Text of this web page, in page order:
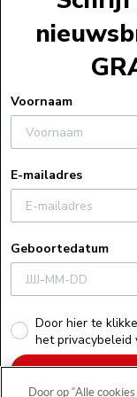
Door op “Alle
Voornaam
E-mailadres
Geboortedatum
Door hier te
het privacybeleid